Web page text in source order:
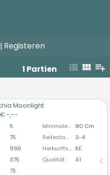
| Registeren
1 Partien
Moonlight
€ -,--
5 Minimale Stiellänge
80 Cm
75 Reifestadium
3-4
996 Herkunftsland KE
375 Qualität
A1
75
te kunnen kopen.
Hier